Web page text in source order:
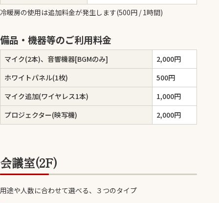
冷暖房の使用は追加料金が発生します(500円 / 1時間)
備品・機器等のご利用料金
マイク(2本)、音響機器[BGMのみ]
2,000円
ホワイトパネル(1枚)
500円
マイク追加(ワイヤレス1本)
1,000円
プロジェクター(映写機)
2,000円
会議室(2F)
用途や人数に合わせて選べる、３つのタイプ